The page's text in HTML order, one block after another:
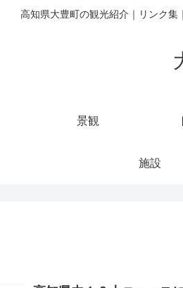
高知県大豊町の観光紹介｜リンク
景観
施設